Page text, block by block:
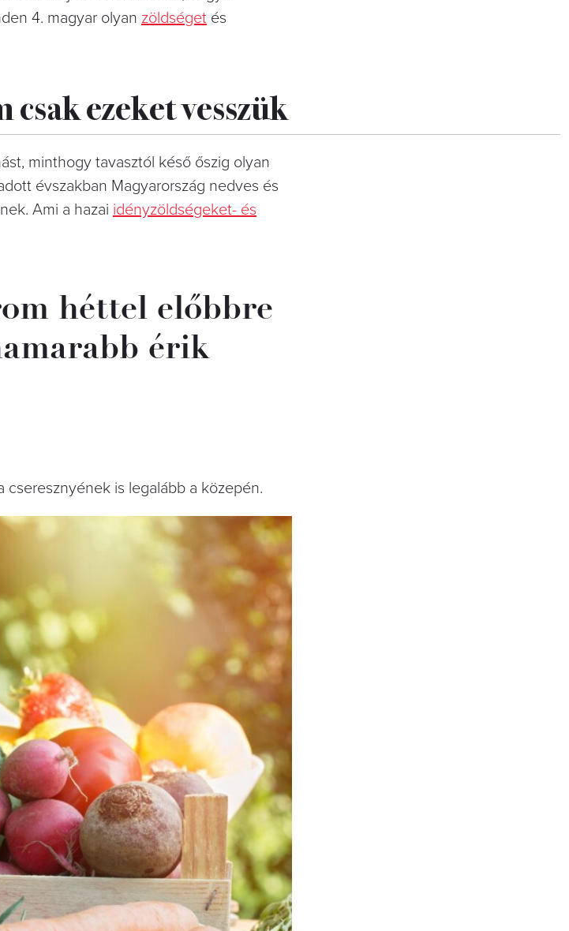
4. magyar olyan zöldséget és
ezeket vesszük
minthogy tavasztól késő őszig olyan
évszakban Magyarország nedves és
Ami a hazai idényzöldségeket- és
héttel előbbre
érik
cseresznyének is legalább a közepén.